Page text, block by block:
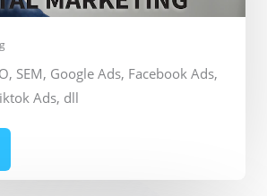
SEM, Google Ads, Facebook Ads,
Ads, dll